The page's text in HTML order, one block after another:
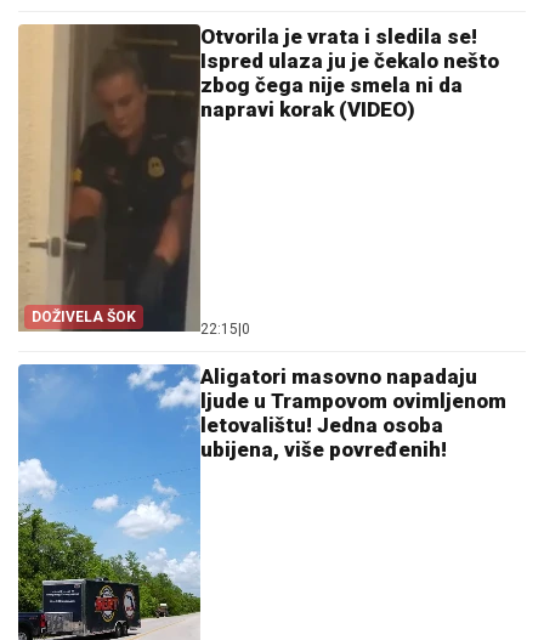
DOŽIVELA ŠOK
Otvorila je vrata i sledila se!
Ispred ulaza ju je čekalo nešto
zbog čega nije smela ni da
napravi korak (VIDEO)
22:15 0
Aligatori masovno napadaju
ljude u Trampovom ovimljenom
letovalištu! Jedna osoba
ubijena, više povređenih!